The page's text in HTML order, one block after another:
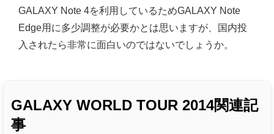
GALAXY Note 4を利用しているためGALAXY Note
Edge用に多少調整が必要かとは思いますが、国内投
入されたら非常に面白いのではないでしょうか。
GALAXY WORLD TOUR 2014関連記
事